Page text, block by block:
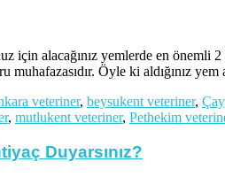
için alacağınız yemlerde en önemli
muhafazasıdır. Öyle ki aldığınız
veteriner, beysukent veteriner,
, mutlukent veteriner, Pethekim
Duyarsınız?